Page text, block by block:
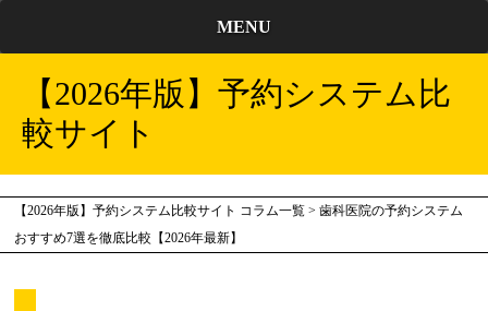
【2026年版】予約システム比
較サイト
MENU
【2026年版】予約システム比較サイト コラム一覧 >歯科医院の予約システム
おすすめ7選を徹底比較【2026年最新】